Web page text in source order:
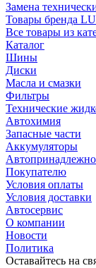
Замена
Товары бренда
Все товары из
Каталог
Шины
Диски
Масла и смазки
Фильтры
Технические
Автохимия
Запасные части
Аккумуляторы
Покупателю
Условия оплаты
Условия доставки
Автосервис
О компании
Новости
Политика
Оставайтесь на